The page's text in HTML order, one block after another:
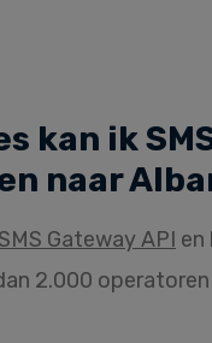
kan ik
naar
SMS Gateway API en
2.000